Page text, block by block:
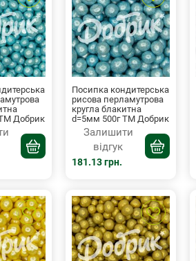
Добрик
Посипка кондитерська
рисова перламутрова
кругла блакитна
d=5мм 500г ТМ Добрик
Залишити
відгук
181.13 грн.